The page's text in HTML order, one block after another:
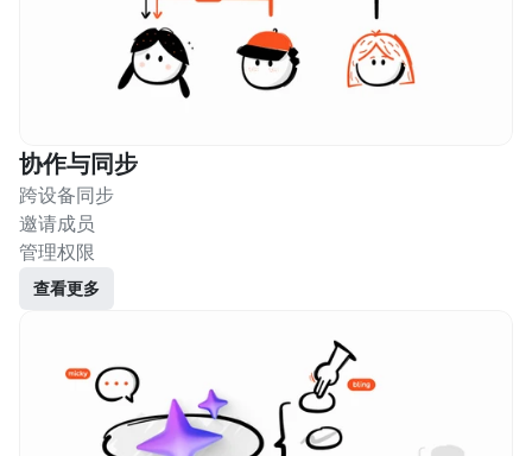
协作与同步
跨设备同步
邀请成员
管理权限
查看更多